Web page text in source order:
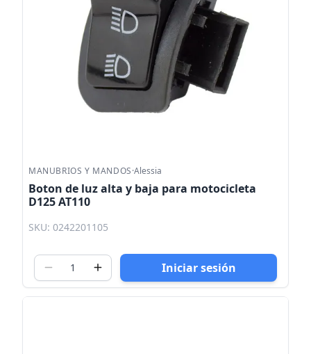
MANUBRIOS Y MANDOS·Alessia
Boton de luz alta y baja para motocicleta
D125 AT110
SKU: 0242201105
Iniciar sesión